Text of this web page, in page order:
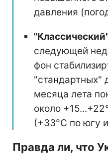
давления
следующей
фон
"стандартных"
месяца лета
около
(+33°C по югу
Правда ли, что